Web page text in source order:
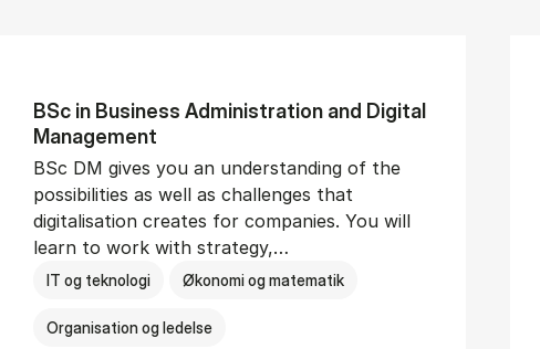
BSc in Busi­ness Ad­min­is­tra­tion and Di­git­al
Man­age­ment
BSc DM gives you an understanding of the
possibilities as well as challenges that
digitalisation creates for companies. You will
learn to work with strategy,…
IT og teknologi Økonomi og matematik
Organisation og ledelse